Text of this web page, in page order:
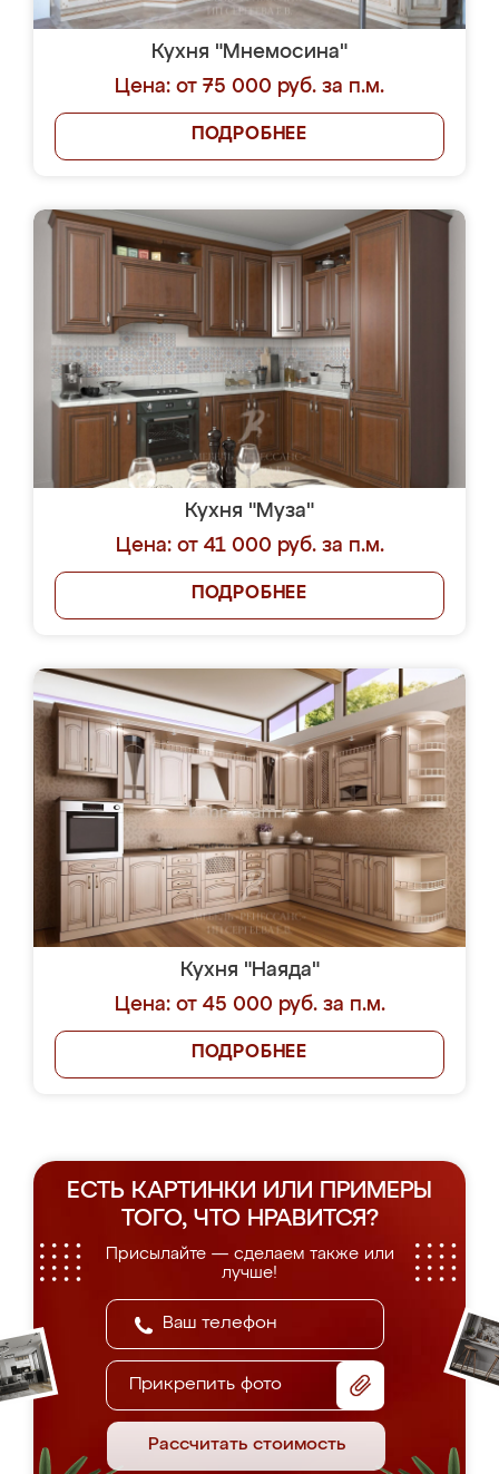
Кухня "Мнемосина"
Цена: от 75 000 руб. за п.м.
ПОДРОБНЕЕ
Кухня "Муза"
Цена: от 41 000 руб. за п.м.
ПОДРОБНЕЕ
Кухня "Наяда"
Цена: от 45 000 руб. за п.м.
ПОДРОБНЕЕ
ЕСТЬ КАРТИНКИ ИЛИ ПРИМЕРЫ
ТОГО, ЧТО НРАВИТСЯ?
Присылайте — сделаем также или
лучше!
Прикрепить фото
Рассчитать стоимость